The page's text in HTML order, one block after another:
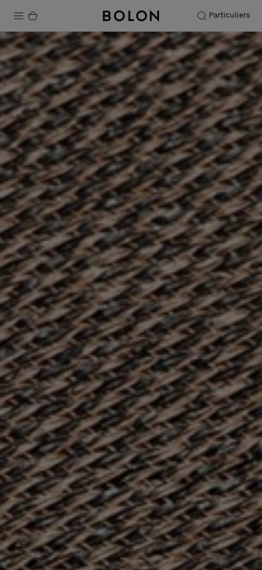
Particuliers
Produits
Projets
Durabilité
Installation
Entretien
Nos collaborations
Stories
FAQ
À propos de nous
Contact
Pattern Tile Tool
Image & Material Bank
Choisir une langue